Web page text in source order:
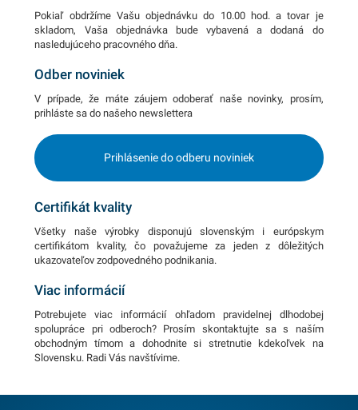
Pokiaľ obdržíme Vašu objednávku do 10.00 hod. a tovar je
skladom, Vaša objednávka bude vybavená a dodaná do
nasledujúceho pracovného dňa.
Odber noviniek
V prípade, že máte záujem odoberať naše novinky, prosím,
prihláste sa do našeho newslettera
Prihlásenie do odberu noviniek
Certifikát kvality
Všetky naše výrobky disponujú slovenským i európskym
certifikátom kvality, čo považujeme za jeden z dôležitých
ukazovateľov zodpovedného podnikania.
Viac informácií
Potrebujete viac informácií ohľadom pravidelnej dlhodobej
spolupráce pri odberoch? Prosím skontaktujte sa s naším
obchodným tímom a dohodnite si stretnutie kdekoľvek na
Slovensku. Radi Vás navštívime.